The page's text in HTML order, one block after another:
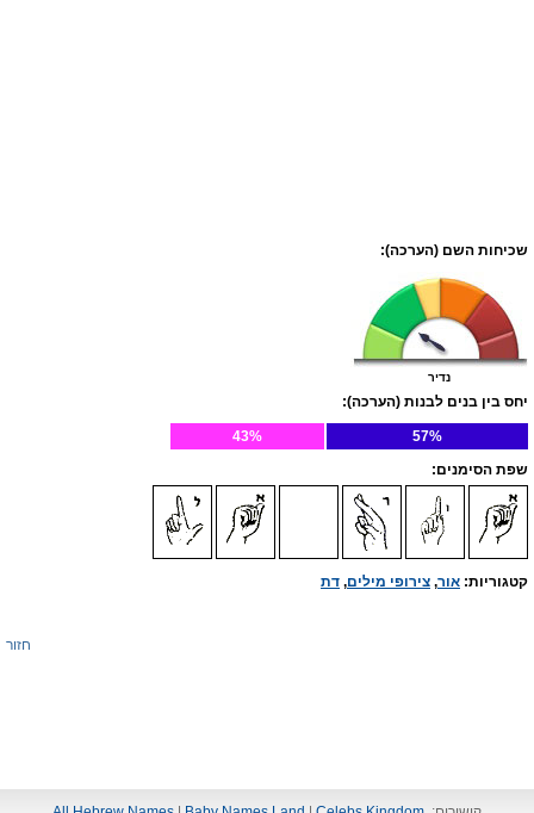
שכיחות השם (הערכה):
נדיר
יחס בין בנים לבנות (הערכה):
57%
43%
שפת הסימנים:
קטגוריות: אור, צירופי מילים, דת
חזור